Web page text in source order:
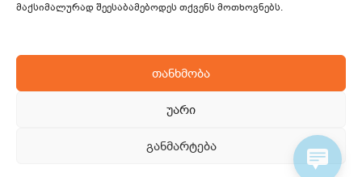
მაქსიმალურად შეესაბამებოდეს თქვენს მოთხოვნებს.
თანხმობა
უარი
განმარტება
info@nmedizone.ge
სულხან ცინცაძის (საბურთალოს) ქ. 49, 0160,
თბილისი, საქართველო